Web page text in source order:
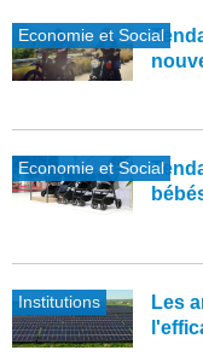
Economie et Social
Economie et Social
Institutions
Les